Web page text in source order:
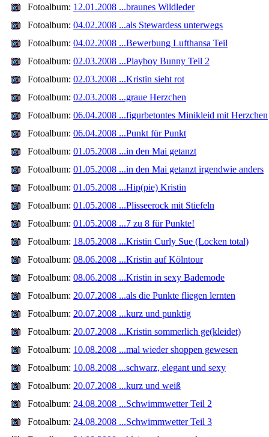
Fotoalbum: 12.01.2008 ...braunes Wildleder
Fotoalbum: 04.02.2008 ...als Stewardess unterwegs
Fotoalbum: 04.02.2008 ...Bewerbung Lufthansa Teil
Fotoalbum: 02.03.2008 ...Playboy Bunny Teil 2
Fotoalbum: 02.03.2008 ...Kristin sieht rot
Fotoalbum: 02.03.2008 ...graue Herzchen
Fotoalbum: 06.04.2008 ...figurbetontes Minikleid mit Herzchen
Fotoalbum: 06.04.2008 ...Punkt für Punkt
Fotoalbum: 01.05.2008 ...in den Mai getanzt
Fotoalbum: 01.05.2008 ...in den Mai getanzt irgendwie anders
Fotoalbum: 01.05.2008 ...Hip(pie) Kristin
Fotoalbum: 01.05.2008 ...Plisseerock mit Stiefeln
Fotoalbum: 01.05.2008 ...7 zu 8 für Punkte!
Fotoalbum: 18.05.2008 ...Kristin Curly Sue (Locken total)
Fotoalbum: 08.06.2008 ...Kristin auf Kölntour
Fotoalbum: 08.06.2008 ...Kristin in sexy Bademode
Fotoalbum: 20.07.2008 ...als die Punkte fliegen lernten
Fotoalbum: 20.07.2008 ...kurz und punktig
Fotoalbum: 20.07.2008 ...Kristin sommerlich ge(kleidet)
Fotoalbum: 10.08.2008 ...mal wieder shoppen gewesen
Fotoalbum: 10.08.2008 ...schwarz, elegant und sexy
Fotoalbum: 20.07.2008 ...kurz und weiß
Fotoalbum: 24.08.2008 ...Schwimmwetter Teil 2
Fotoalbum: 24.08.2008 ...Schwimmwetter Teil 3